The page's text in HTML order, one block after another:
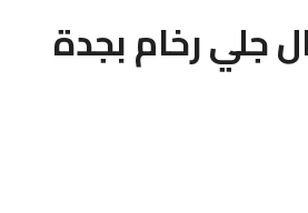
رخام بجدة